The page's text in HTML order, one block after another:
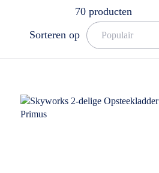
70 producten
Sorteren op